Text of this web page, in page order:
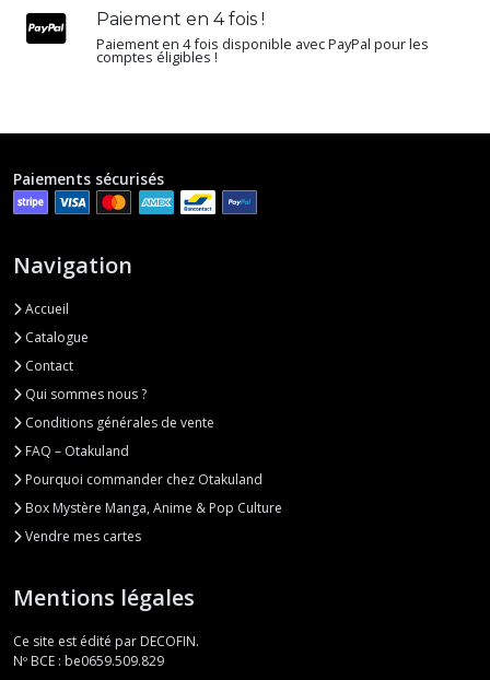
Paiement en 4 fois !
Paiement en 4 fois disponible avec PayPal pour les
comptes éligibles !
Paiements sécurisés
Navigation
Accueil
Catalogue
Contact
Qui sommes nous ?
Conditions générales de vente
FAQ – Otakuland
Pourquoi commander chez Otakuland
Box Mystère Manga, Anime & Pop Culture
Vendre mes cartes
Mentions légales
Ce site est édité par DECOFIN.
Nº BCE : be0659.509.829